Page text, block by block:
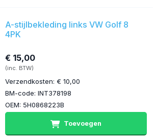
A-stijlbekleding links VW Golf 8
4PK
€ 15,00
(inc. BTW)
Verzendkosten: € 10,00
BM-code: INT378198
OEM: 5H0868223B
Toevoegen